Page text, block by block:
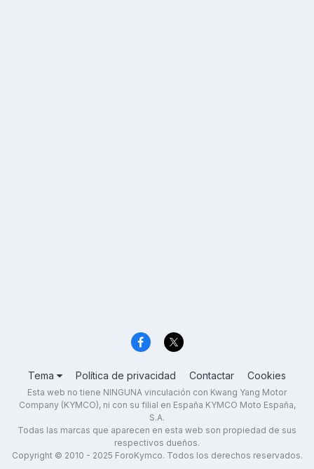
Tema Política de privacidad Contactar Cookies
Esta web no tiene NINGUNA vinculación con Kwang Yang Motor
Company (KYMCO), ni con su filial en España KYMCO Moto España,
S.A.
Todas las marcas que aparecen en esta web son propiedad de sus
respectivos dueños.
Copyright © 2010 - 2025 ForoKymco. Todos los derechos reservados.